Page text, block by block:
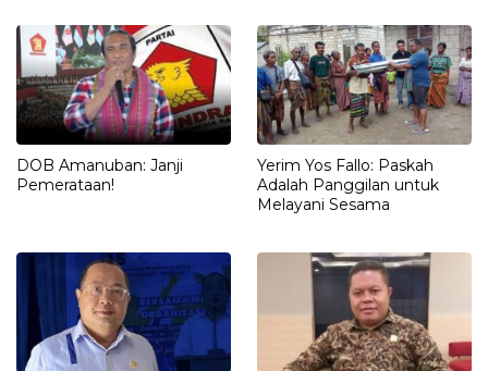
DOB Amanuban: Janji
Pemerataan!
Yerim Yos Fallo: Paskah
Adalah Panggilan untuk
Melayani Sesama